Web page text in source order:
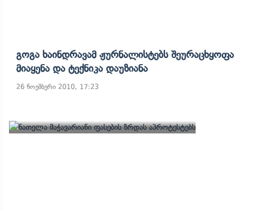
Გოგა Ხაინდრავამ Ჟურნალისტებს Შეურაცხყოფა
Მიაყენა Და Ტექნიკა Დაუზიანა
26 ნოემბერი 2010, 17:23